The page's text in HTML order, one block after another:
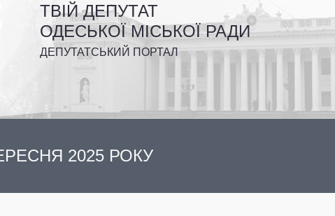
ТВІЙ ДЕПУТАТ
ОДЕСЬКОЇ МІСЬКОЇ РАДИ
ДЕПУТАТСЬКИЙ ПОРТАЛ
2025 РОКУ